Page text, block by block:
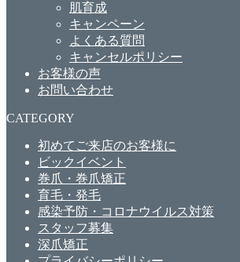
肌育成
キャンペーン
よくある質問
キャンセルポリシー
お客様の声
お問い合わせ
CATEGORY
初めてご来店のお客様に
ビックイベント
巻爪・巻爪矯正
育毛・発毛
感染予防・コロナウイルス対策
スタッフ募集
深爪矯正